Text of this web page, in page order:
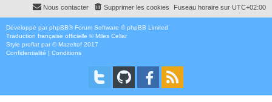
e
Fuseau horaire sur UTC+02:00
Supprimer les cookies
Nous contacter
Développé par phpBB® Forum Software © phpBB Limited
Traduction française officielle ©Miles Cellar
Style proflat par ©Mazeltof 2017
Confidentialité | Conditions